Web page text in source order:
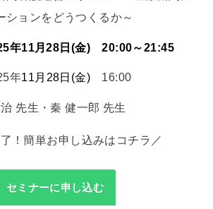
ションをどうつくるか～
年11月28日(金) 20:00～21:45
年11月28日(金)16:00
先生・秦 健一郎 先生
！簡単お申し込みはコチラ／
セミナーに申し込む